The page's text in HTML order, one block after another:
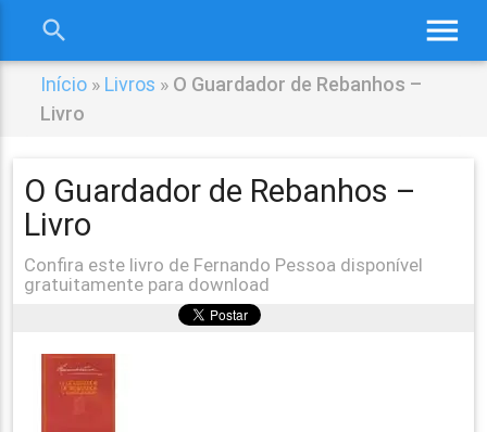
menu
search
Início » Livros » O Guardador de Rebanhos –
Livro
O Guardador de Rebanhos –
Livro
Confira este livro de Fernando Pessoa disponível
gratuitamente para download